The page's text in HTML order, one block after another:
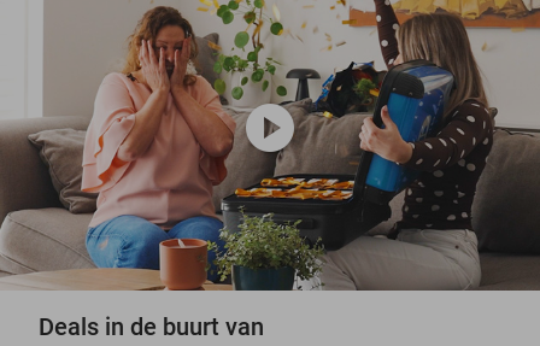
play_circle
Deals in de buurt van